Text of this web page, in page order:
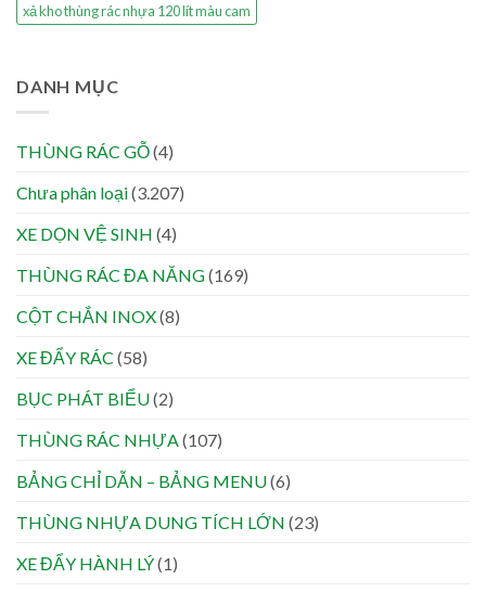
xả kho thùng rác nhựa 120 lít màu cam
DANH MỤC
THÙNG RÁC GỖ(4)
Chưa phân loại(3.207)
XE DỌN VỆ SINH (4)
THÙNG RÁC ĐA NĂNG(169)
CỘT CHẮN INOX(8)
XE ĐẨY RÁC (58)
BỤC PHÁT BIỂU(2)
THÙNG RÁC NHỰA(107)
BẢNG CHỈ DẪN – BẢNG MENU(6)
THÙNG NHỰA DUNG TÍCH LỚN (23)
XE ĐẨY HÀNH LÝ(1)